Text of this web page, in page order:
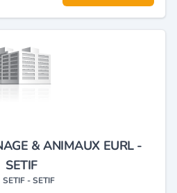
& ANIMAUX EURL -
SETIF
SETIF - SETIF